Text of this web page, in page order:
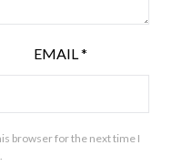
EMAIL*
browser for the next time I